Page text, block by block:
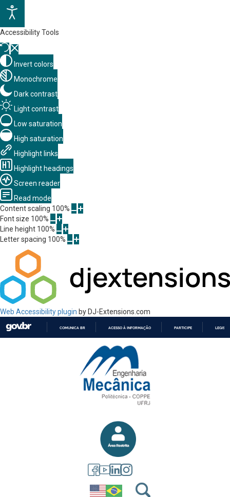
Accessibility Tools
Invert colors
Monochrome
Dark contrast
Light contrast
Low saturation
High saturation
Highlight links
Highlight headings
Screen reader
Read mode
Content scaling 100%
Font size 100%
Line height 100%
Letter spacing 100%
Web Accessibility plugin by DJ-Extensions.com
PARA
CONTEÚDO
COMUNICA BR ACESSO À INFORMAÇÃO PARTICIPE